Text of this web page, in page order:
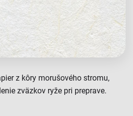
z kôry morušového stromu,
zväzkov ryže pri preprave.